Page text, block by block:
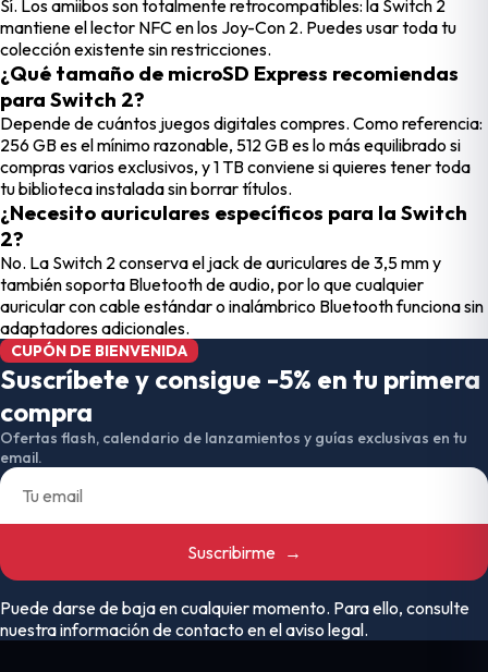
Sí. Los amiibos son totalmente retrocompatibles: la Switch 2
mantiene el lector NFC en los Joy-Con 2. Puedes usar toda tu
colección existente sin restricciones.
¿Qué tamaño de microSD Express recomiendas
para Switch 2?
Depende de cuántos juegos digitales compres. Como referencia:
256 GB es el mínimo razonable, 512 GB es lo más equilibrado si
compras varios exclusivos, y 1 TB conviene si quieres tener toda
tu biblioteca instalada sin borrar títulos.
¿Necesito auriculares específicos para la Switch
2?
No. La Switch 2 conserva el jack de auriculares de 3,5 mm y
también soporta Bluetooth de audio, por lo que cualquier
auricular con cable estándar o inalámbrico Bluetooth funciona sin
adaptadores adicionales.
CUPÓN DE BIENVENIDA
Suscríbete y consigue -5% en tu primera
compra
Ofertas flash, calendario de lanzamientos y guías exclusivas en tu
email.
Suscribirme →
Puede darse de baja en cualquier momento. Para ello, consulte
nuestra información de contacto en el aviso legal.